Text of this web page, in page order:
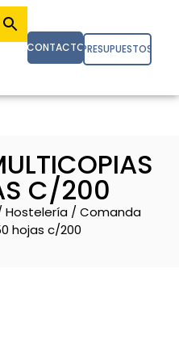
CONTACTOPRESUPUESTOS
C/200
Hostelería / Comanda
hojas c/200